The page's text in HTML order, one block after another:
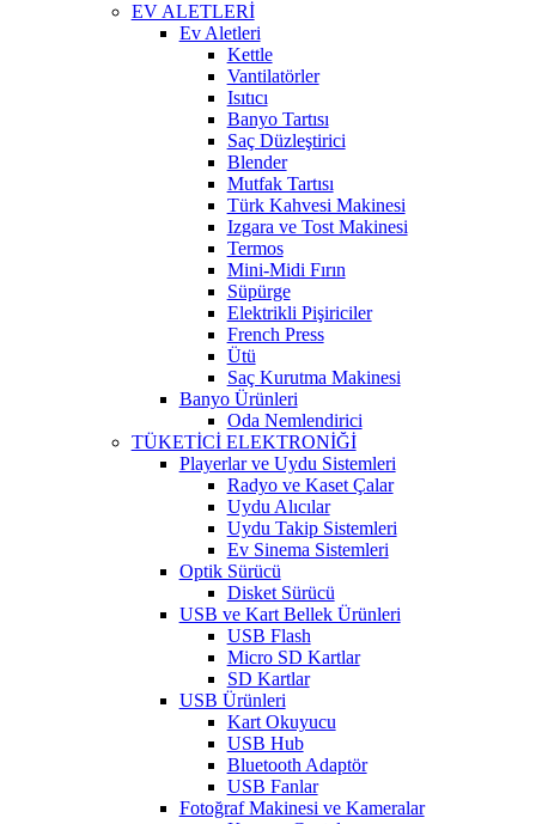
EV ALETLERİ
Ev Aletleri
Kettle
Vantilatörler
Isıtıcı
Banyo Tartısı
Saç Düzleştirici
Blender
Mutfak Tartısı
Türk Kahvesi Makinesi
Izgara ve Tost Makinesi
Termos
Mini-Midi Fırın
Süpürge
Elektrikli Pişiriciler
French Press
Ütü
Saç Kurutma Makinesi
Banyo Ürünleri
Oda Nemlendirici
TÜKETİCİ ELEKTRONİĞİ
Playerlar ve Uydu Sistemleri
Radyo ve Kaset Çalar
Uydu Alıcılar
Uydu Takip Sistemleri
Ev Sinema Sistemleri
Optik Sürücü
Disket Sürücü
USB ve Kart Bellek Ürünleri
USB Flash
Micro SD Kartlar
SD Kartlar
USB Ürünleri
Kart Okuyucu
USB Hub
Bluetooth Adaptör
USB Fanlar
Fotoğraf Makinesi ve Kameralar